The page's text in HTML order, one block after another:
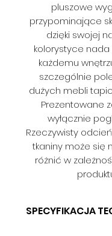
pluszowe
przypominające
dzięki swojej
kolorystyce
każdemu
szczególnie
dużych mebli
Prezentowane
wyłącznie
Rzeczywisty
tkaniny może się
różnić w
SPECYFIKACJA